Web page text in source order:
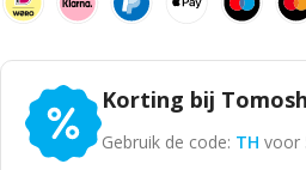
Korting bij
Gebruik de code: TH voor